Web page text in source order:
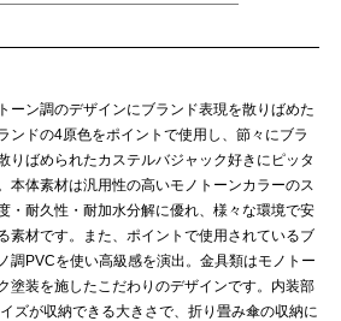
ーン調のデザインにブランド表現を散りばめた
ンドの4原色をポイントで使用し、節々にブラ
りばめられたカステルバジャック好きにピッタ
本体素材は汎用性の高いモノトーンカラーのス
・耐久性・耐加水分解に優れ、様々な環境で安
素材です。また、ポイントで使用されているブ
調PVCを使い高級感を演出。金具類はモノトー
塗装を施したこだわりのデザインです。内装部
ズが収納できる大きさで、折り畳み傘の収納に